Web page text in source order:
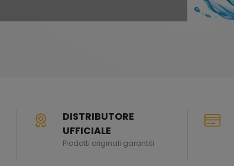
DISTRIBUTORE
UFFICIALE
Prodotti originali garantiti